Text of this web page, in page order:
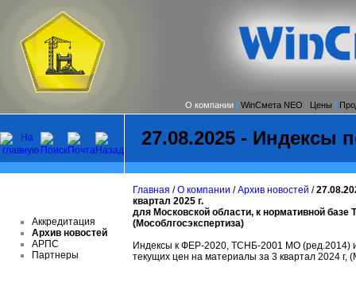
О компании | WinСмета NEO | Цены |
27.08.2025 - Индексы
Аккредитация
Архив новостей
АРПС
Партнеры
Главная /О компании /Архив новостей /
квартал 2025 г.
для Московской области, к нормативной
(Мособлгосэкспертиза)
Индексы к ФЕР-2020, ТСНБ-2001 МО (ред.2014) и
текущих цен на материалы за 3 квартал 2024 г,